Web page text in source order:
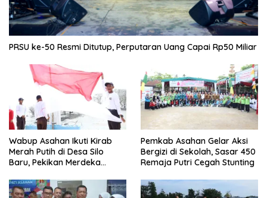
PRSU ke-50 Resmi Ditutup, Perputaran Uang Capai Rp50 Miliar
Wabup Asahan Ikuti Kirab
Merah Putih di Desa Silo
Baru, Pekikan Merdeka
Pemkab Asahan Gelar Aksi
Bergizi di Sekolah, Sasar 450
Remaja Putri Cegah Stunting